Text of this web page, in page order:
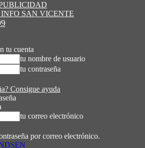
SAN VICENTE
tu cuenta
tu nombre de usuario
tu contraseña
Consigue ayuda
tu correo electrónico
por correo electrónico.